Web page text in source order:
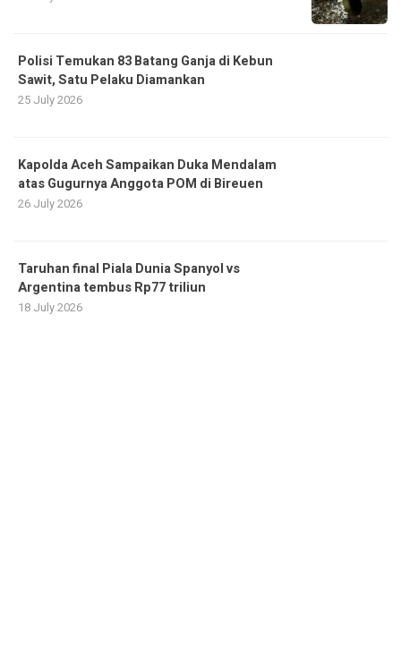
Polisi Temukan 83 Batang Ganja di Kebun
Sawit, Satu Pelaku Diamankan
25 July 2026
Kapolda Aceh Sampaikan Duka Mendalam
atas Gugurnya Anggota POM di Bireuen
26 July 2026
Taruhan final Piala Dunia Spanyol vs
Argentina tembus Rp77 triliun
18 July 2026